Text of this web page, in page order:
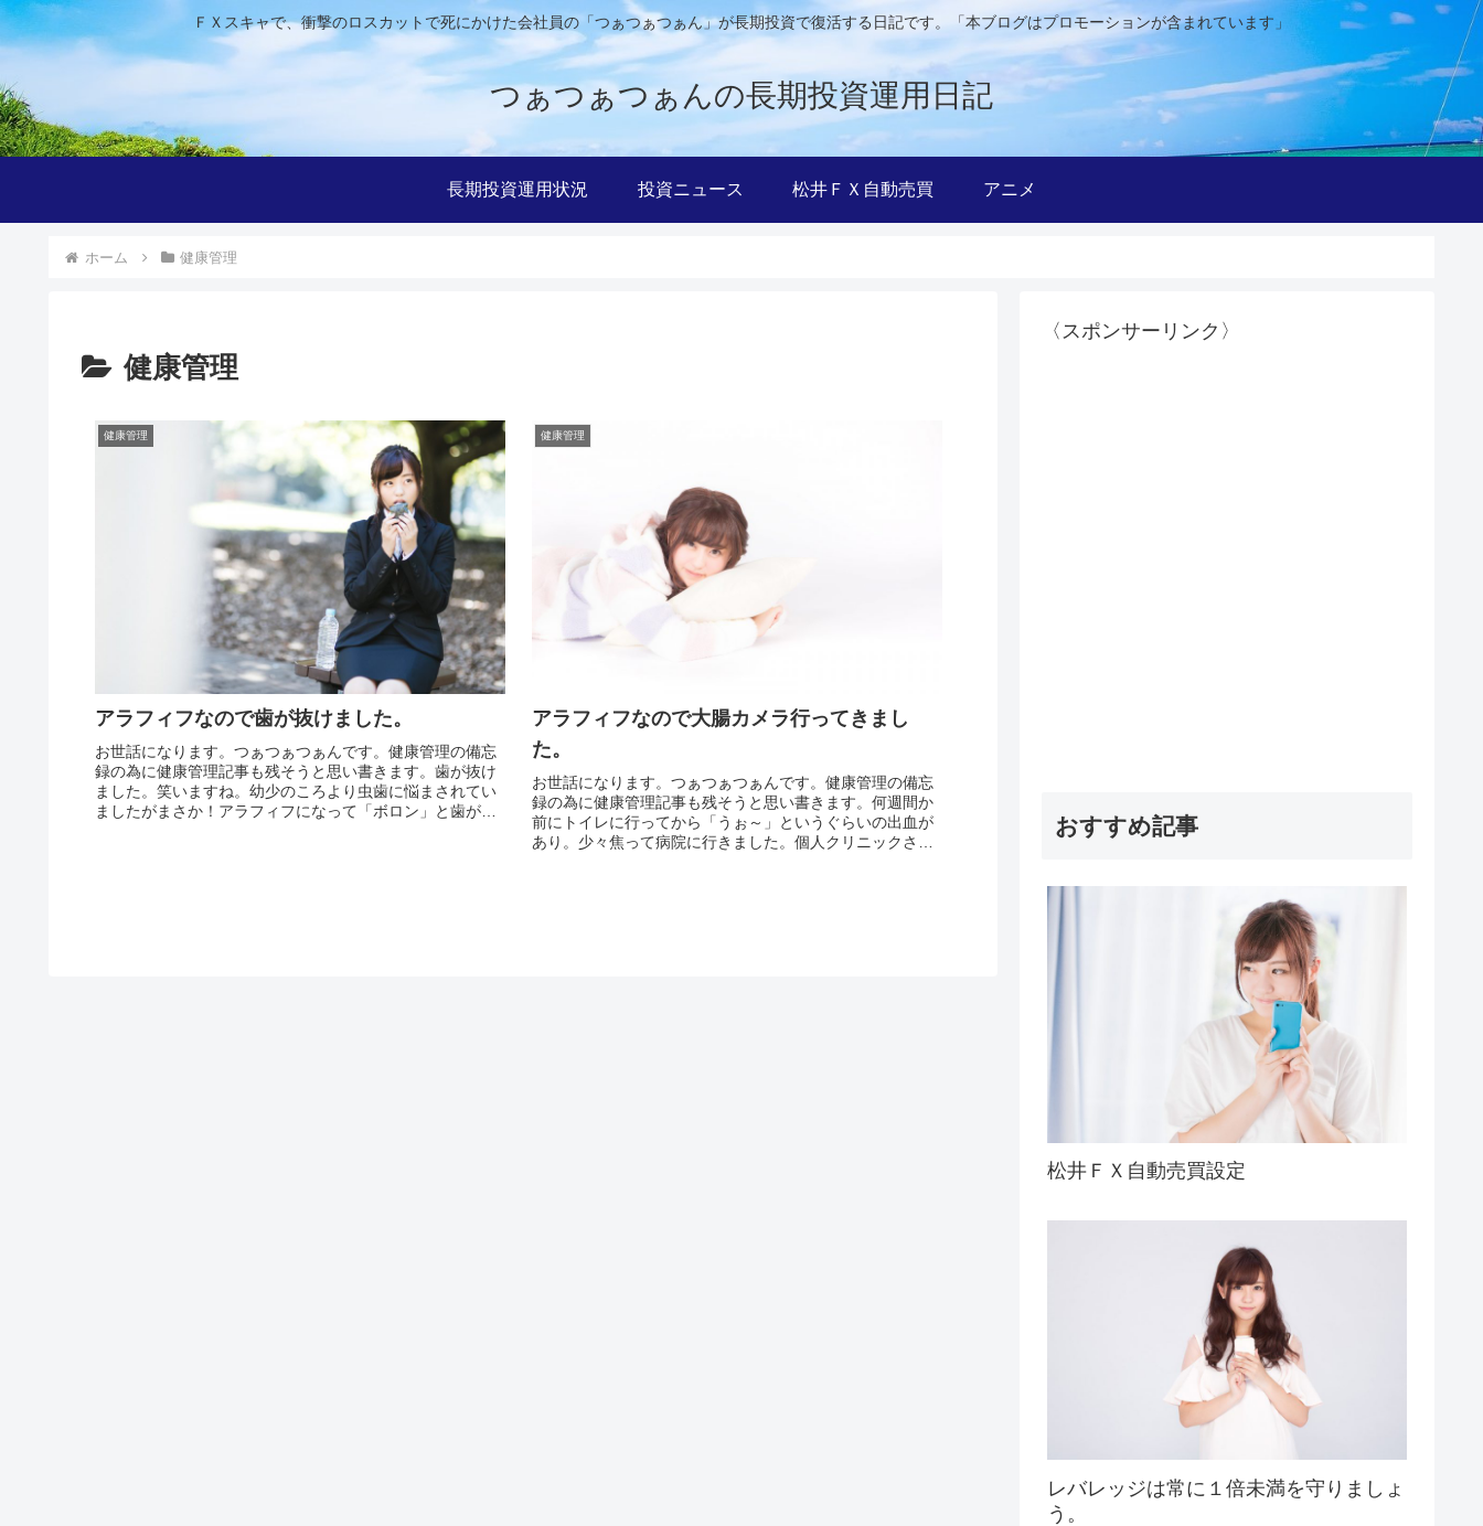
ＦＸスキャで、衝撃のロスカットで死にかけた会社員の「つぁつぁつぁん」が長期投資で復活する日記です。「本ブログはプロモーションが含まれています」
つぁつぁつぁんの長期投資運用日記
長期投資運用状況 投資ニュース 松井ＦＸ自動売買 アニメ
ホーム 健康管理
健康管理
健康管理
アラフィフなので歯が抜けました。
お世話になります。つぁつぁつぁんです。健康管理の備忘
録の為に健康管理記事も残そうと思い書きます。歯が抜け
ました。笑いますね。幼少のころより虫歯に悩まされてい
ましたがまさか！アラフィフになって「ボロン」と歯が抜
健康管理
アラフィフなので大腸カメラ行ってきまし
た。
お世話になります。つぁつぁつぁんです。健康管理の備忘
録の為に健康管理記事も残そうと思い書きます。何週間か
前にトイレに行ってから「うぉ～」というぐらいの出血が
あり。少々焦って病院に行きました。個人クリニックさん
〈スポンサーリンク〉
おすすめ記事
松井ＦＸ自動売買設定
レバレッジは常に１倍未満を守りましょ
う。